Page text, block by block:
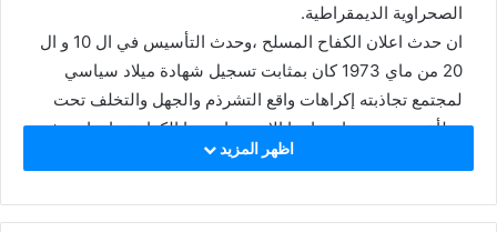
الصحراوية الديمقراطية.
ان حدث اعلان الكفاح المسلح ،وحدث التأسيس في ال 10 و ال
20 من ماي 1973 كان بمثابت تسجيل شهادة ميلاد سياسي
لمجتمع تجاذبته إكراهات واقع التشرذم والجهل والتخلف تحت
وطأة مستعمرين استباحوا الارض وامتهنوا الكرامة ،بإمعانهم في
تجاهل المطامح المشروعة لشعبنا العربي الافريقي المسلم ،
اظهر المزيد